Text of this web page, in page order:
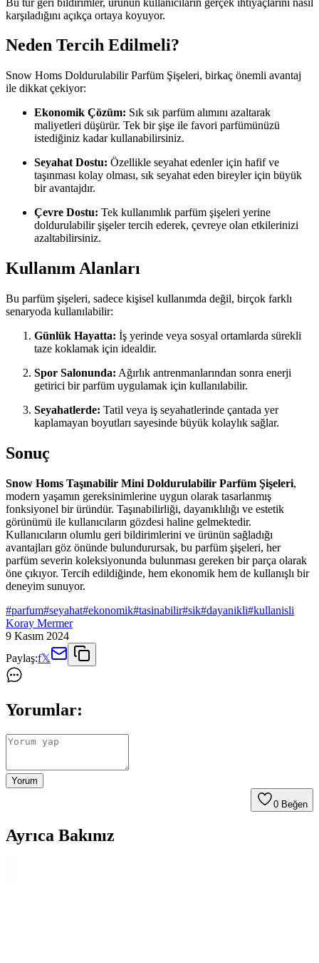
karşıladığını açıkça ortaya koyuyor.
Neden Tercih Edilmeli?
Snow Homs Doldurulabilir Parfüm Şişeleri, birkaç önemli avantaj
ile dikkat çekiyor:
Ekonomik Çözüm: Sık sık parfüm alımını azaltarak
maliyetleri düşürür. Tek bir şişe ile favori parfümünüzü
istediğiniz kadar kullanabilirsiniz.
Seyahat Dostu: Özellikle seyahat edenler için hafif ve
taşınması kolay olması, sık seyahat eden bireyler için büyük
bir avantajdır.
Çevre Dostu: Tek kullanımlık parfüm şişeleri yerine
doldurulabilir şişeler tercih ederek, çevreye olan etkilerinizi
azaltabilirsiniz.
Kullanım Alanları
Bu parfüm şişeleri, sadece kişisel kullanımda değil, birçok farklı
senaryoda kullanılabilir:
Günlük Hayatta: İş yerinde veya sosyal ortamlarda sürekli
taze koklamak için idealdir.
Spor Salonunda: Ağırlık antrenmanlarından sonra enerji
getirici bir parfüm uygulamak için kullanılabilir.
Seyahatlerde: Tatil veya iş seyahatlerinde çantada yer
kaplamayan boyutları sayesinde büyük kolaylık sağlar.
Sonuç
Snow Homs Taşınabilir Mini Doldurulabilir Parfüm Şişeleri,
modern yaşamın gereksinimlerine uygun olarak tasarlanmış
fonksiyonel bir üründür. Taşınabilirliği, dayanıklılığı ve estetik
görünümü ile kullanıcıların gözdesi haline gelmektedir.
Kullanıcıların olumlu geri bildirimlerini ve ürünün sağladığı
avantajları göz önünde bulundurursak, bu parfüm şişeleri, her
parfüm severin koleksiyonunda bulunması gereken bir parça olarak
öne çıkıyor. Tercih edildiğinde, hem ekonomik hem de kullanışlı bir
deneyim sunuyor.
#parfum#seyahat#ekonomik#tasinabilir#sik#dayanikli#kullanisli
Koray Mermer
9 Kasım 2024
Paylaş:f𝕏
Yorumlar:
Yorum
0 Beğen
Ayrıca Bakınız